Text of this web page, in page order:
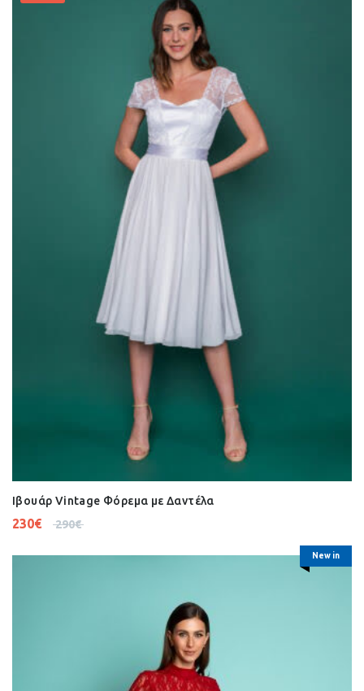
Ιβουάρ Vintage Φόρεμα με Δαντέλα
290€
230€
New in